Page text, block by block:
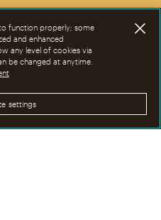
em outros idiomas.
function properly; some
and enhanced
any level of cookies via
be changed at anytime.
settings